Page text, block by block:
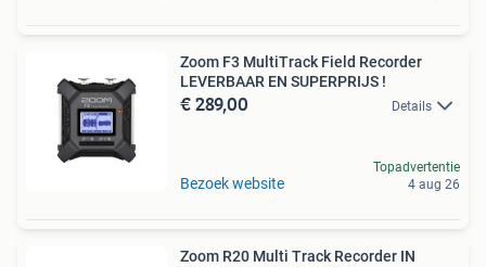
Zoom F3 MultiTrack Field Recorder
LEVERBAAR EN SUPERPRIJS !
€ 289,00 Details
Bezoek website
Topadvertentie
4 aug 26
Zoom R20 Multi Track Recorder IN